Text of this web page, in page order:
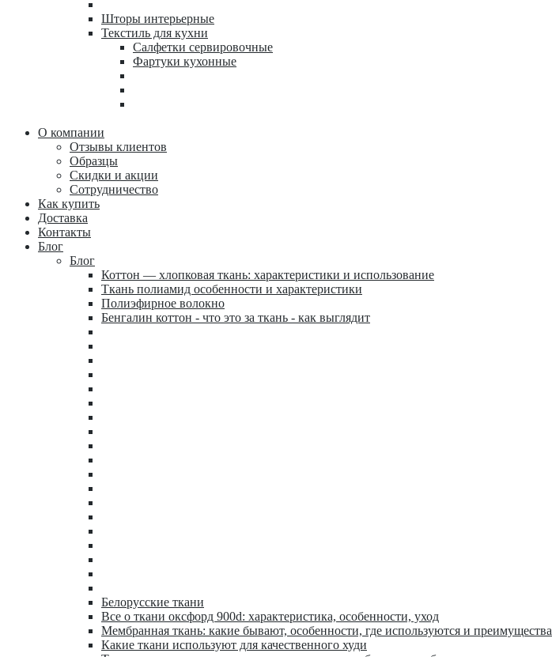
Шторы интерьерные
Текстиль для кухни
Салфетки сервировочные
Фартуки кухонные
О компании
Отзывы клиентов
Образцы
Скидки и акции
Сотрудничество
Как купить
Доставка
Контакты
Блог
Блог
Коттон — хлопковая ткань: характеристики и использование
Ткань полиамид особенности и характеристики
Полиэфирное волокно
Бенгалин коттон - что это за ткань - как выглядит
Белорусские ткани
Все о ткани оксфорд 900d: характеристика, особенности, уход
Мембранная ткань: какие бывают, особенности, где используются и преимущества
Какие ткани используют для качественного худи